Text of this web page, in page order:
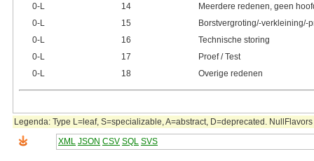
0‑L
14
Meerdere redenen, geen
0‑L
15
Borstvergroting/-verkleining/-
0‑L
16
Technische storing
0‑L
17
Proef / Test
0‑L
18 Overige redenen
Legenda: Type L=leaf, S=specializable, A=abstract, D=deprecated.
XML JSON CSV SQL SVS